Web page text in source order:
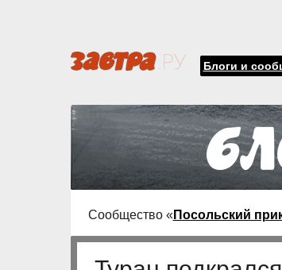
Блоги и
Сообщество « Посольский